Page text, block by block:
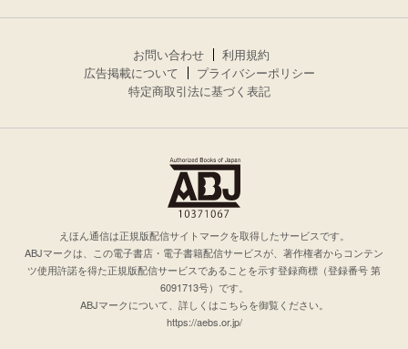
お問い合わせ
利用規約
広告掲載について
プライバシーポリシー
特定商取引法に基づく表記
えほん通信は正規版配信サイトマークを取得したサービスです。
ABJマークは、この電子書店・電子書籍配信サービスが、著作権者からコンテン
ツ使用許諾を得た正規版配信サービスであることを示す登録商標（登録番号 第
6091713号）です。
ABJマークについて、詳しくはこちらを御覧ください。
https://aebs.or.jp/